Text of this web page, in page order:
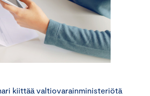
kiittää valtiovarainministeriötä